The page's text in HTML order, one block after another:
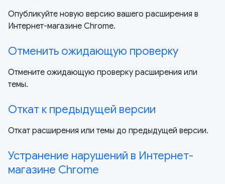
Опубликуйте новую версию вашего расширения в
Интернет-магазине Chrome.
Отменить ожидающую проверку
Отмените ожидающую проверку расширения или
темы.
Откат к предыдущей версии
Откат расширения или темы до предыдущей версии.
Устранение нарушений в Интернет-
магазине Chrome